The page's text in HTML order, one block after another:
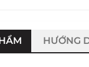
HƯỚNG